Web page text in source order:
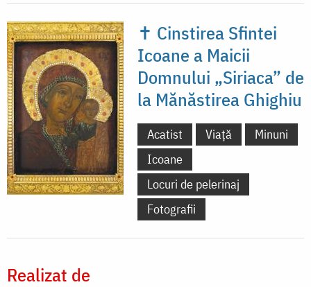
✝ Cinstirea Sfintei
Icoane a Maicii
Domnului „Siriaca” de
la Mănăstirea Ghighiu
Acatist Viață
Minuni
Icoane
Locuri de pelerinaj
Fotografii
Realizat de